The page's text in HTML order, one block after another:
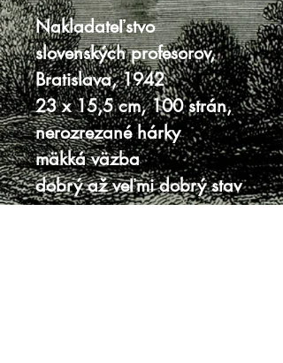
Nakladateľstvo
slovenských profesorov,
Bratislava, 1942
23 x 15,5 cm, 100 strán,
nerozrezané hárky
mäkká väzba
dobrý až veľmi dobrý stav